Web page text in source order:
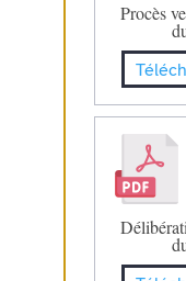
Procès